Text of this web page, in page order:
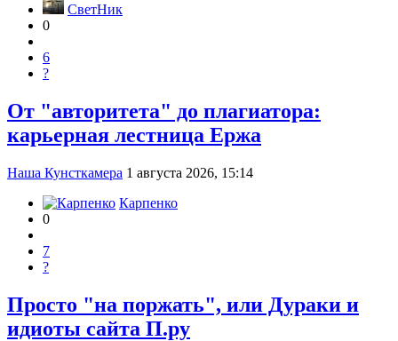
СветНик
0
6
?
От "авторитета" до плагиатора:
карьерная лестница Ержа
Наша Кунсткамера 1 августа 2026, 15:14
Карпенко
0
7
?
Просто "на поржать", или Дураки и
идиоты сайта П.ру